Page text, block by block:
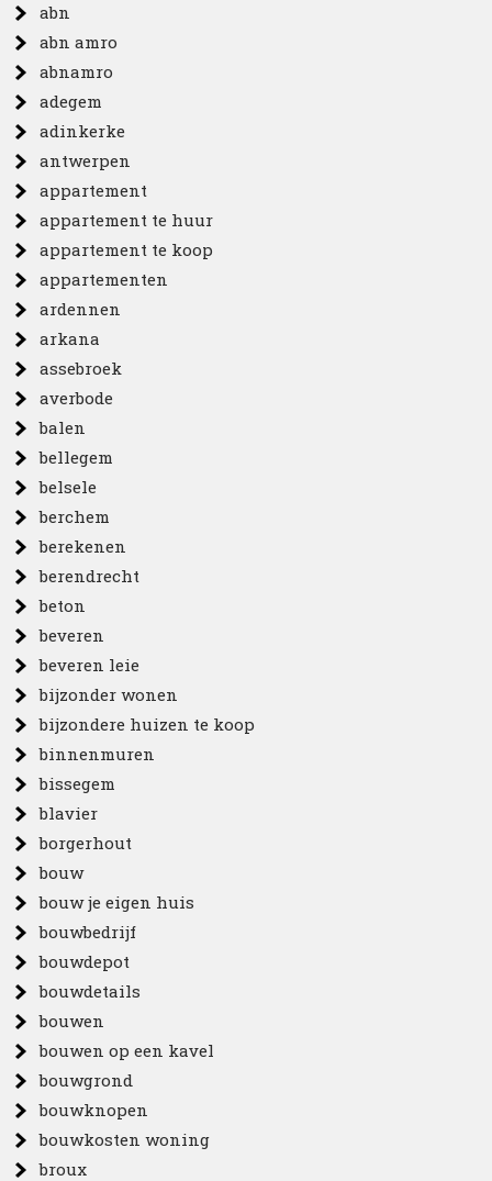
abn
abn amro
abnamro
adegem
adinkerke
antwerpen
appartement
appartement te huur
appartement te koop
appartementen
ardennen
arkana
assebroek
averbode
balen
bellegem
belsele
berchem
berekenen
berendrecht
beton
beveren
beveren leie
bijzonder wonen
bijzondere huizen te koop
binnenmuren
bissegem
blavier
borgerhout
bouw
bouw je eigen huis
bouwbedrijf
bouwdepot
bouwdetails
bouwen
bouwen op een kavel
bouwgrond
bouwknopen
bouwkosten woning
broux